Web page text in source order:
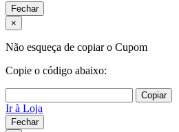
Fechar
×
Não esqueça de copiar o Cupom
Copie o código abaixo:
Copiar
Ir à Loja
Fechar